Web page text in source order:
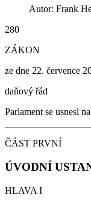
Autor: Frank
280
ZÁKON
ze dne 22. července
daňový řád
Parlament se usnesl
ČÁST PRVNÍ
ÚVODNÍ
HLAVA I